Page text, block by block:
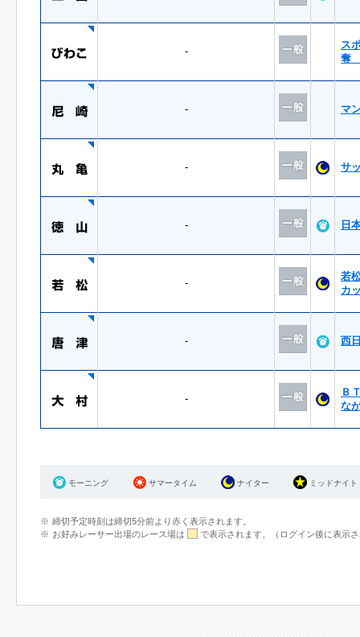
-
ス
奪
- マ
- サ
- 日
-
若
カ
- 西
-
Ｂ
な
モーニング サマータイム ナイター ミッドナイト
締切予定時刻は締切5分前より赤く表示されます。
お好みレーサー出場のレース場は
で表示されます。（ログイン後に表示